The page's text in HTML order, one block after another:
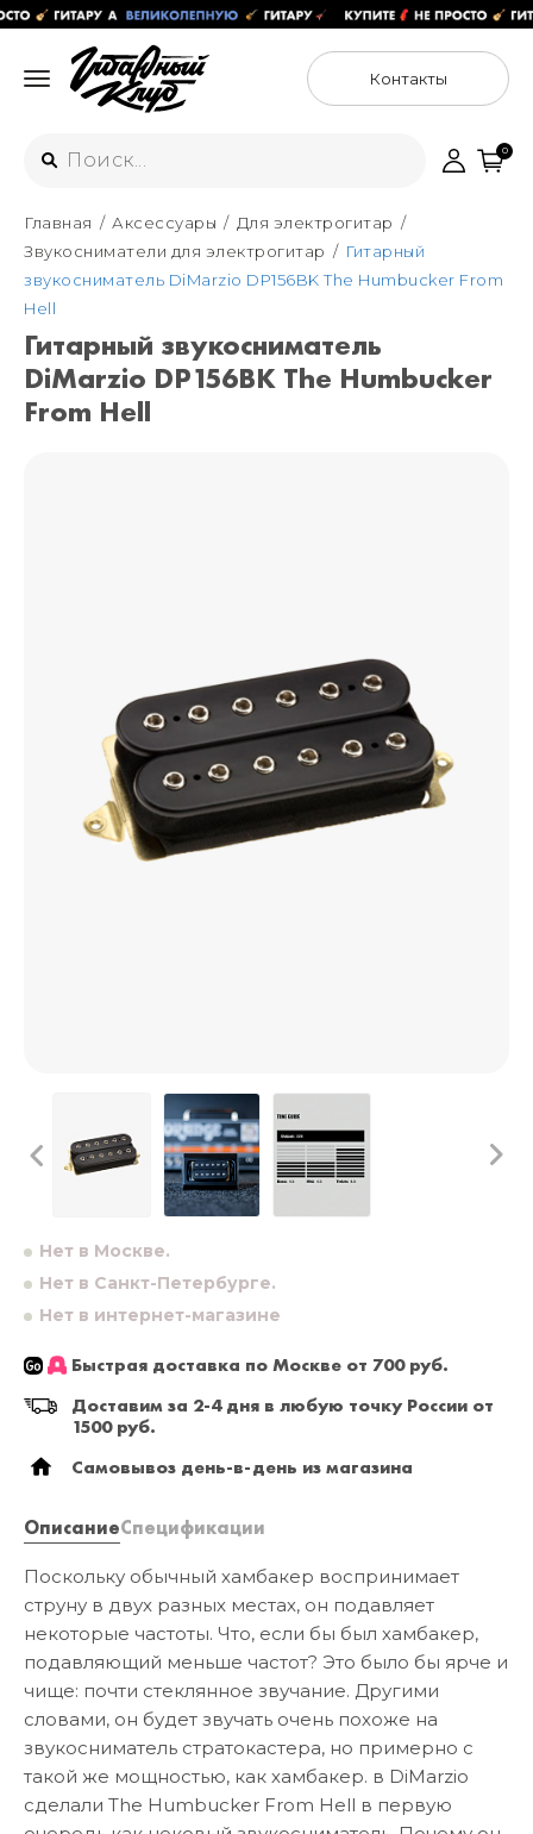
Контакты
Интернет-магазин
+7 (925) 125-54-44
Москва
ул. Большая Новодмитровская 36с15,
"ФЛАКОН"
Санкт-Петербург
+7 (929) 179-15-49
ул. Гороховая 49Б, "SENO"
Мастерские
0
Главная Аксессуары
Для электрогитар
Звукосниматели для электрогитар
Гитарный
звукосниматель DiMarzio DP156BK The Humbucker From
Hell
Гитарный звукосниматель
DiMarzio DP156BK The Humbucker
From Hell
Нет в Москве.
Нет в Санкт-Петербурге.
Нет в интернет-магазине
Быстрая доставка по Москве от 700 руб.
Доставим за 2-4 дня в любую точку России от
1500 руб.
Самовывоз день-в-день из магазина
ОписаниеСпецификации
Поскольку обычный хамбакер воспринимает
струну в двух разных местах, он подавляет
некоторые частоты. Что, если бы был хамбакер,
подавляющий меньше частот? Это было бы ярче и
чище: почти стеклянное звучание. Другими
словами, он будет звучать очень похоже на
звукосниматель стратокастера, но примерно с
такой же мощностью, как хамбакер. в DiMarzio
сделали The Humbucker From Hell в первую